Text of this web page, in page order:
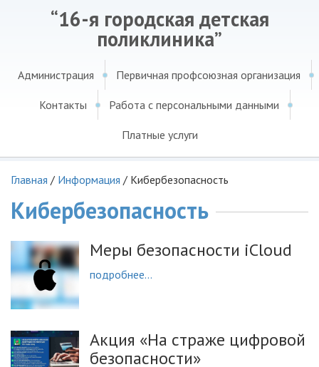
“16-я городская детская
поликлиника”
Администрация Первичная профсоюзная организация
Контакты Работа с персональными данными
Платные услуги
Главная / Информация / Кибербезопасность
Кибербезопасность
Меры безопасности iCloud
подробнее...
Акция «На страже цифровой
безопасности»